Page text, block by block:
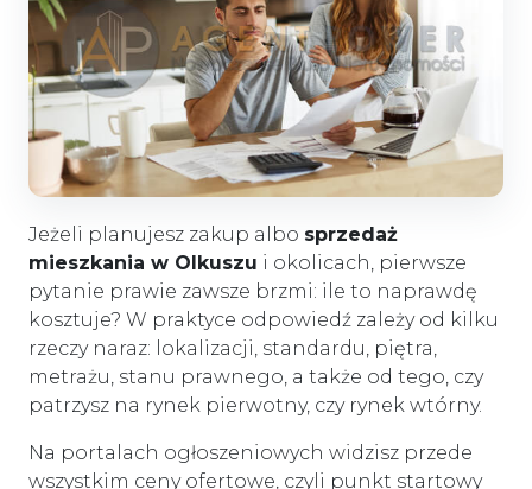
Jeżeli planujesz zakup albo sprzedaż
mieszkania w Olkuszu i okolicach, pierwsze
pytanie prawie zawsze brzmi: ile to naprawdę
kosztuje? W praktyce odpowiedź zależy od kilku
rzeczy naraz: lokalizacji, standardu, piętra,
metrażu, stanu prawnego, a także od tego, czy
patrzysz na rynek pierwotny, czy rynek wtórny.
Na portalach ogłoszeniowych widzisz przede
wszystkim ceny ofertowe, czyli punkt startowy